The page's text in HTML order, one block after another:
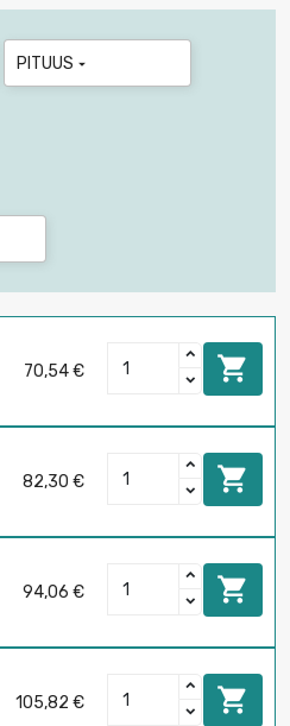
PITUUS 
70,54 € 
82,30 € 
94,06 € 
105,82 € 